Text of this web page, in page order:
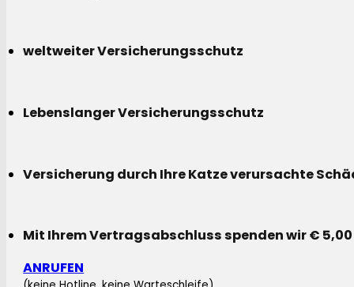
weltweiter Versicherungsschutz
Lebenslanger Versicherungsschutz
Versicherung durch Ihre Katze verursachte
Mit Ihrem Vertragsabschluss spenden wir €
ANRUFEN